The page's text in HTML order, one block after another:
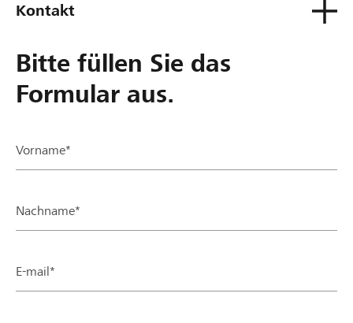
Kontakt
Bitte füllen Sie das
Formular aus.
Vorname*
Nachname*
E-mail*